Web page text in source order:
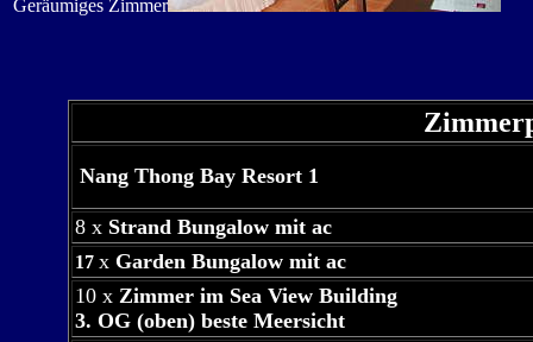
Geräumiges Zimmer
Nang Thong Bay Resort 1
8 x Strand Bungalow mit ac
17 x Garden Bungalow mit ac
10 x Zimmer im Sea View Building
3. OG (oben) beste Meersicht